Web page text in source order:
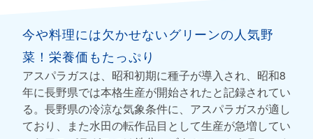
今や料理には欠かせないグリーンの人気野
菜！栄養価もたっぷり
アスパラガスは、昭和初期に種子が導入され、昭和8
年に長野県では本格生産が開始されたと記録されてい
る。長野県の冷涼な気象条件に、アスパラガスが適し
ており、また水田の転作品目として生産が急増してい